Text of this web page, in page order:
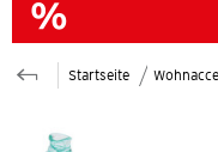
Startseite